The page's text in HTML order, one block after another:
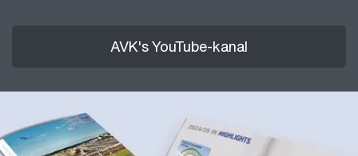
AVK's YouTube-kanal